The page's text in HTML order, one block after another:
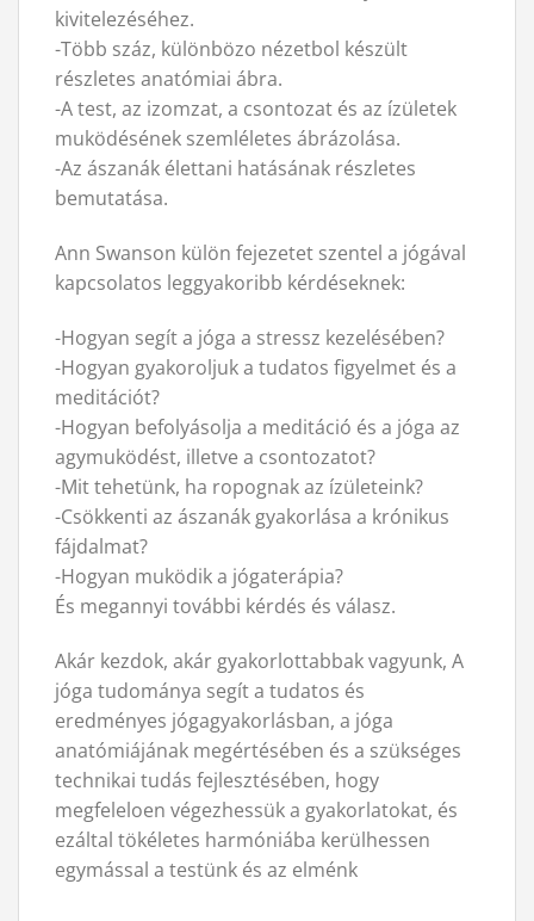
kivitelezéséhez.
-Több száz, különbözo nézetbol készült
részletes anatómiai ábra.
-A test, az izomzat, a csontozat és az ízületek
muködésének szemléletes ábrázolása.
-Az ászanák élettani hatásának részletes
bemutatása.
Ann Swanson külön fejezetet szentel a jógával
kapcsolatos leggyakoribb kérdéseknek:
-Hogyan segít a jóga a stressz kezelésében?
-Hogyan gyakoroljuk a tudatos figyelmet és a
meditációt?
-Hogyan befolyásolja a meditáció és a jóga az
agymuködést, illetve a csontozatot?
-Mit tehetünk, ha ropognak az ízületeink?
-Csökkenti az ászanák gyakorlása a krónikus
fájdalmat?
-Hogyan muködik a jógaterápia?
És megannyi további kérdés és válasz.
Akár kezdok, akár gyakorlottabbak vagyunk, A
jóga tudománya segít a tudatos és
eredményes jógagyakorlásban, a jóga
anatómiájának megértésében és a szükséges
technikai tudás fejlesztésében, hogy
megfeleloen végezhessük a gyakorlatokat, és
ezáltal tökéletes harmóniába kerülhessen
egymással a testünk és az elménk